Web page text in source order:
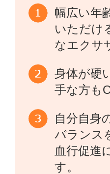
幅広い年
いただけ
なエクサ
身体が硬
手な方も
自分自身
バランス
血行促進
す。